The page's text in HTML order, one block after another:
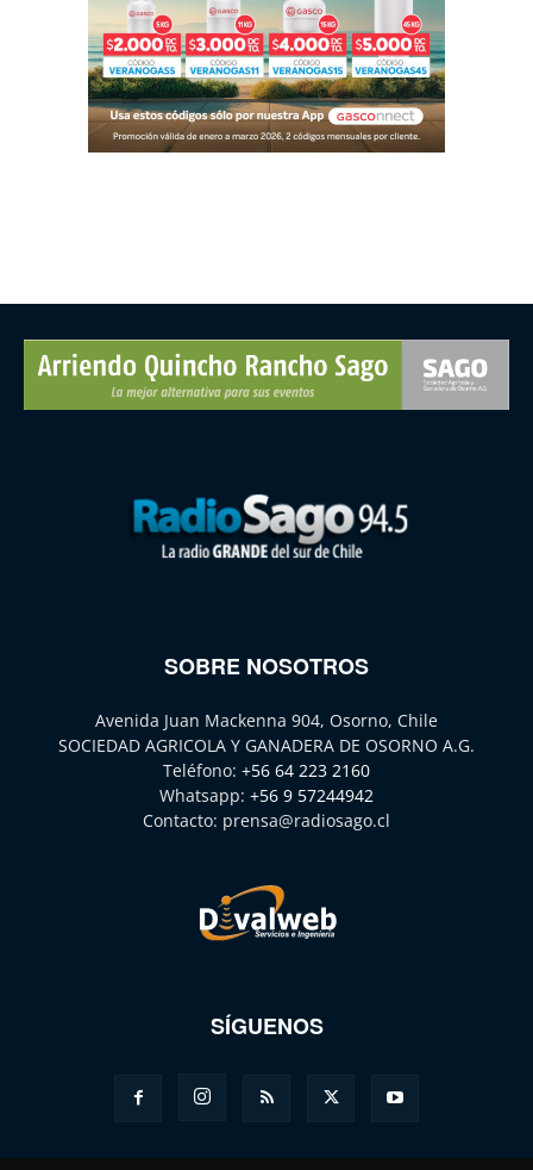
SOBRE NOSOTROS
Avenida Juan Mackenna 904, Osorno, Chile
SOCIEDAD AGRICOLA Y GANADERA DE OSORNO A.G.
Teléfono: +56 64 223 2160
Whatsapp: +56 9 57244942
Contacto: prensa@radiosago.cl
SÍGUENOS